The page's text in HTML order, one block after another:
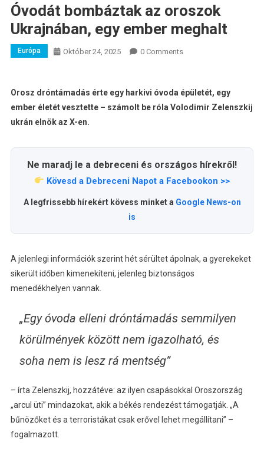
Óvodát bombáztak az oroszok
Ukrajnában, egy ember meghalt
Európa Október 24, 2025 0 Comments
Orosz dróntámadás érte egy harkivi óvoda épületét, egy
ember életét vesztette – számolt be róla Volodimir Zelenszkij
ukrán elnök az X-en.
Ne maradj le a debreceni és országos hírekről!
Kövesd a Debreceni Napot a Facebookon >>
A legfrissebb hírekért kövess minket a Google News-on
is
A jelenlegi információk szerint hét sérültet ápolnak, a gyerekeket
sikerült időben kimenekíteni, jelenleg biztonságos
menedékhelyen vannak.
„Egy óvoda elleni dróntámadás semmilyen
körülmények között nem igazolható, és
soha nem is lesz rá mentség”
– írta Zelenszkij, hozzátéve: az ilyen csapásokkal Oroszország
„arcul üti” mindazokat, akik a békés rendezést támogatják. „A
bűnözőket és a terroristákat csak erővel lehet megállítani” –
fogalmazott.